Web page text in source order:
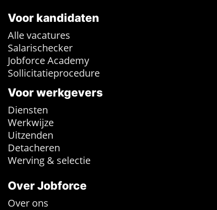
Voor kandidaten
Alle vacatures
Salarischecker
Jobforce Academy
Sollicitatieprocedure
Voor werkgevers
Diensten
Werkwijze
Uitzenden
Detacheren
Werving & selectie
Over Jobforce
Over ons